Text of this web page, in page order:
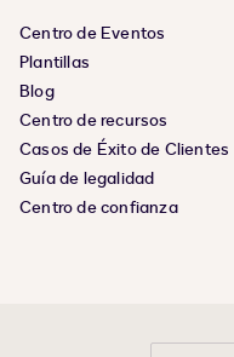
Centro de Eventos
Plantillas
Blog
Centro de recursos
Casos de Éxito de Clientes
Guía de legalidad
Centro de confianza